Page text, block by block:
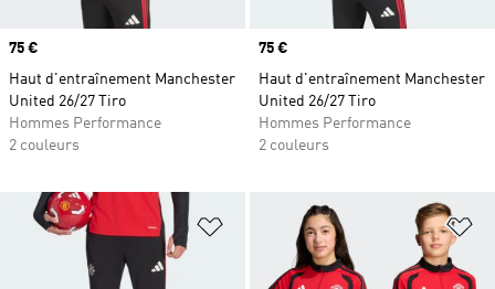
Prix
75 €
Haut d'entraînement Manchester
United 26/27 Tiro
Hommes Performance
2 couleurs
Prix
75 €
Haut d'entraînement Manchester
United 26/27 Tiro
Hommes Performance
2 couleurs
Ajouter à la Liste de produits